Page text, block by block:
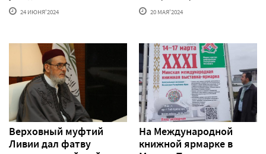
24 ИЮНЯ'2024 20 МАЯ'2024
Верховный муфтий
Ливии дал фатву
На Международной
книжной ярмарке в